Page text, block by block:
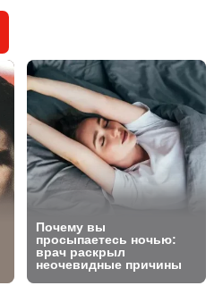
мясо дороже. Почему в
расти цены на
Предлагаем обзор
4 августа
1
направил телеграмму
и близким Халық
Гапича
42